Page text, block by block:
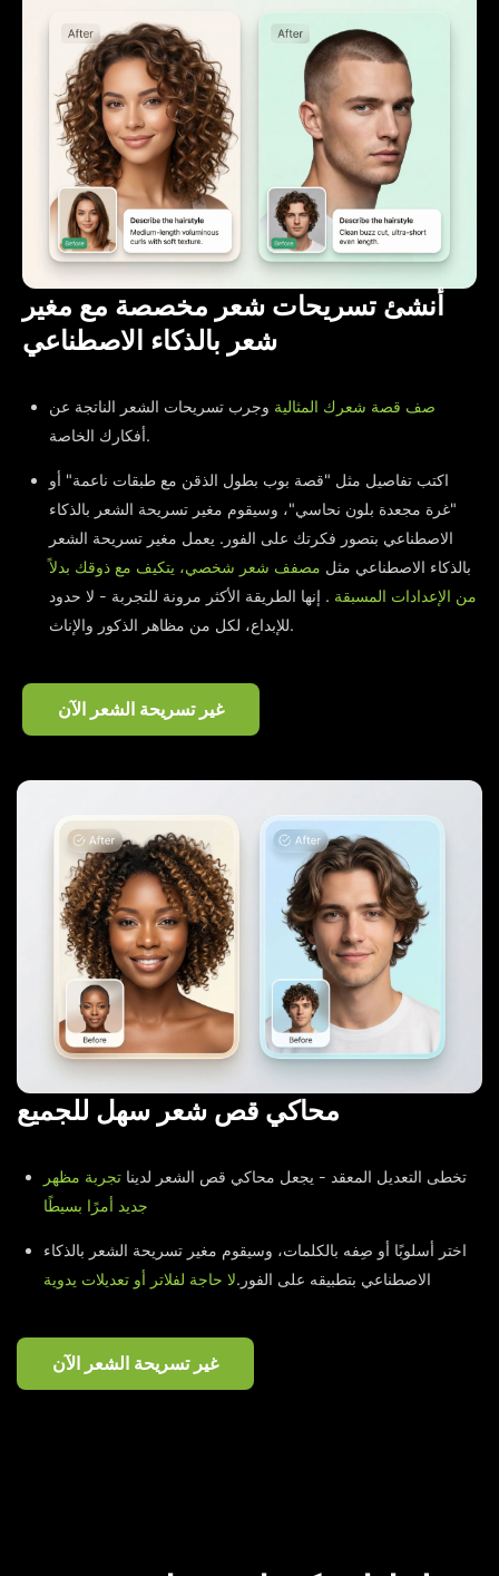
أنشئ تسريحات شعر مخصصة مع مغير
شعر بالذكاء الاصطناعي
صف قصة شعرك المثالية وجرب تسريحات الشعر الناتجة عن
أفكارك الخاصة.
اكتب تفاصيل مثل "قصة بوب بطول الذقن مع طبقات ناعمة" أو
"غرة مجعدة بلون نحاسي"، وسيقوم مغير تسريحة الشعر بالذكاء
الاصطناعي بتصور فكرتك على الفور. يعمل مغير تسريحة الشعر
بالذكاء الاصطناعي مثل مصفف شعر شخصي، يتكيف مع ذوقك بدلاً
من الإعدادات المسبقة . إنها الطريقة الأكثر مرونة للتجربة - لا حدود
للإبداع، لكل من مظاهر الذكور والإناث.
غير تسريحة الشعر الآن
محاكي قص شعر سهل للجميع
تخطى التعديل المعقد - يجعل محاكي قص الشعر لدينا تجربة مظهر
جديد أمرًا بسيطًا
اختر أسلوبًا أو صِفه بالكلمات، وسيقوم مغير تسريحة الشعر بالذكاء
الاصطناعي بتطبيقه على الفور.لا حاجة لفلاتر أو تعديلات يدوية
غير تسريحة الشعر الآن